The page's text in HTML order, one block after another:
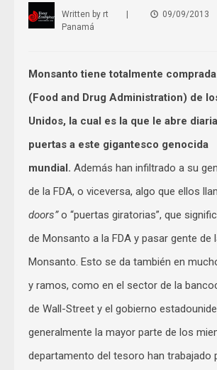
Written by rt 09/09/2013
Panamá
Monsanto tiene totalmente comprada
(Food and Drug Administration) de
Unidos, la cual es la que le abre
puertas a este gigantesco genocida
mundial. Además han infiltrado a su
de la FDA, o viceversa, algo que ellos
doors”o “puertas giratorias”, que
de Monsanto a la FDA y pasar gente de
Monsanto. Esto se da también en
y ramos, como en el sector de la
de Wall-Street y el gobierno
generalmente la mayor parte de los
departamento del tesoro han trabajado